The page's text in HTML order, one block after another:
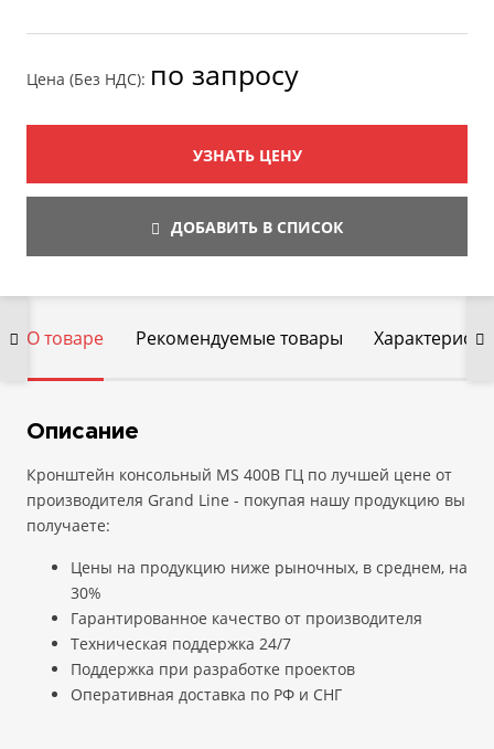
Цена (Без НДС): по запросу
УЗНАТЬ ЦЕНУ
ДОБАВИТЬ В СПИСОК
О товаре Рекомендуемые товары
Описание
Кронштейн консольный MS 400B ГЦ по лучшей цене от
производителя Grand Line - покупая нашу продукцию вы
получаете:
Цены на продукцию ниже рыночных, в среднем, на
30%
Гарантированное качество от производителя
Техническая поддержка 24/7
Поддержка при разработке проектов
Оперативная доставка по РФ и СНГ